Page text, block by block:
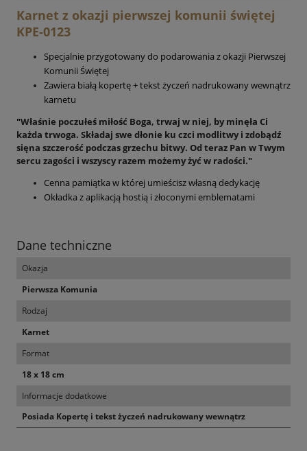
Karnet z okazji pierwszej komunii świętej
KPE-0123
Specjalnie przygotowany do podarowania z okazji Pierwszej
Komunii Świętej
Zawiera białą kopertę + tekst życzeń nadrukowany wewnątrz
karnetu
"Właśnie poczułeś miłość Boga, trwaj w niej, by minęła Ci
każda trwoga. Składaj swe dłonie ku czci modlitwy i zdobądź
sięna szczerość podczas grzechu bitwy. Od teraz Pan w Twym
sercu zagości i wszyscy razem możemy żyć w radości."
Cenna pamiątka w której umieścisz własną dedykację
Okładka z aplikacją hostią i złoconymi emblematami
Dane techniczne
Okazja
Pierwsza Komunia
Rodzaj
Karnet
Format
18 x 18 cm
Informacje dodatkowe
Posiada Kopertę i tekst życzeń nadrukowany wewnątrz